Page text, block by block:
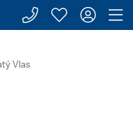
Zavolejte
Moje
Vlas